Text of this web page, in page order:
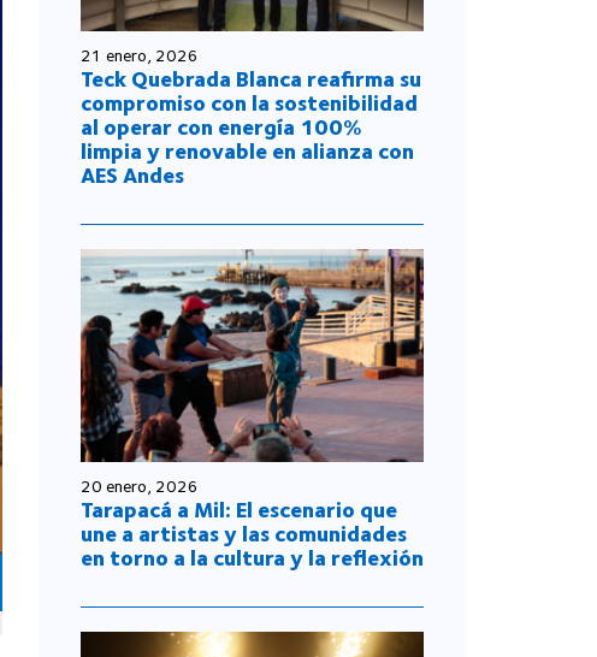
21 enero, 2026
Teck Quebrada Blanca reafirma su
compromiso con la sostenibilidad
al operar con energía 100%
limpia y renovable en alianza con
AES Andes
20 enero, 2026
Tarapacá a Mil: El escenario que
une a artistas y las comunidades
en torno a la cultura y la reflexión